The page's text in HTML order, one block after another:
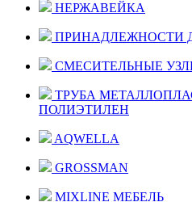
НЕРЖАВЕЙКА
ПРИНАДЛЕЖНОСТИ
СМЕСИТЕЛЬНЫЕ
ТРУБА
ПОЛИЭТИЛЕН
AQWELLA
GROSSMAN
MIXLINE МЕБЕЛЬ